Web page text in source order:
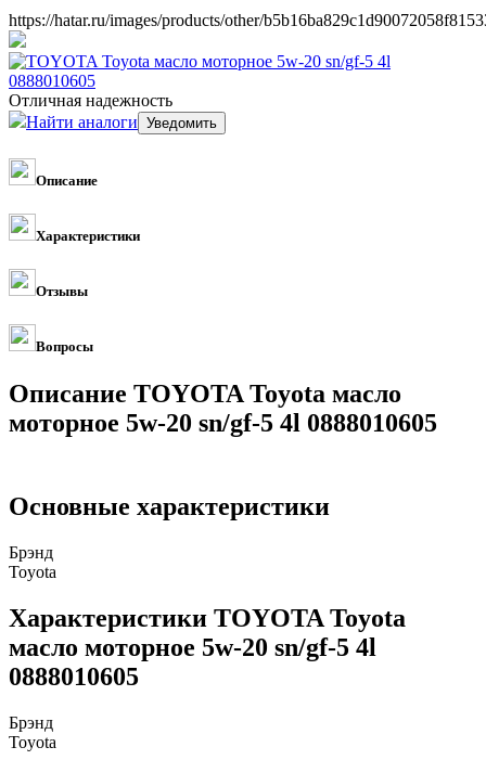
https://hatar.ru/images/products/other/
Отличная надежность
Найти аналоги
Описание
Характеристики
Отзывы
Вопросы
Описание TOYOTA Toyota масло
моторное 5w-20 sn/gf-5 4l 0888010605
Основные характеристики
Брэнд
Toyota
Характеристики TOYOTA Toyota
масло моторное 5w-20 sn/gf-5 4l
0888010605
Брэнд
Toyota